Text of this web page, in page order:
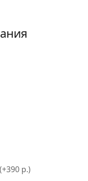
р.)